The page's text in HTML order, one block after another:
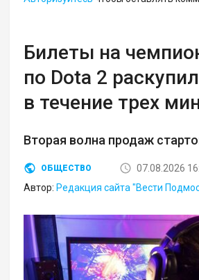
Билеты на
по Dota 2
в течение трех
Вторая волна продаж
ОБЩЕСТВО
07.08.2026
Автор: Редакция сайта "Вести